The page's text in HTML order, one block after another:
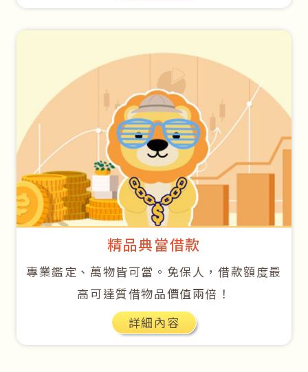
精品典當借款
專業鑑定、萬物皆可當。免保人，借款額度最
高可達質借物品價值兩倍！
詳細內容